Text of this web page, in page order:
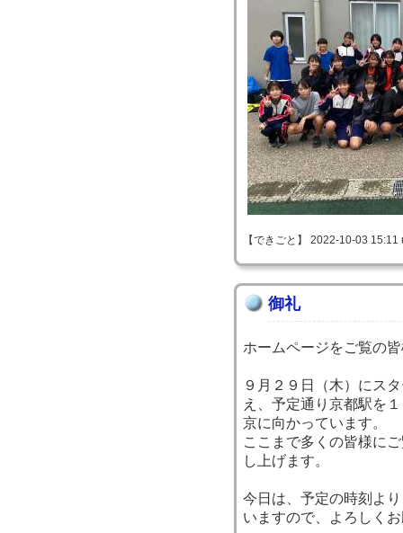
【できごと】 2022-10-03
御礼
ホームページをご覧の
９月２９日（木）にス
え、予定通り京都駅を
京に向かっています。
ここまで多くの皆様に
し上げます。
今日は、予定の時刻よ
いますので、よろしく